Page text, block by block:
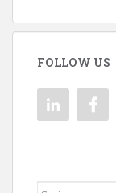
FOLLOW US
Mencari: